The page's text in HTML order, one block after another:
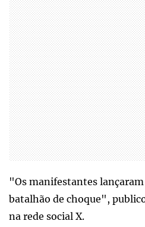
"Os manifestantes
batalhão de choque",
na rede social X.